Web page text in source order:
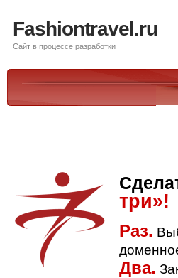
Fashiontravel.ru
Сайт в процессе разработки
три»!
Раз.
Два.